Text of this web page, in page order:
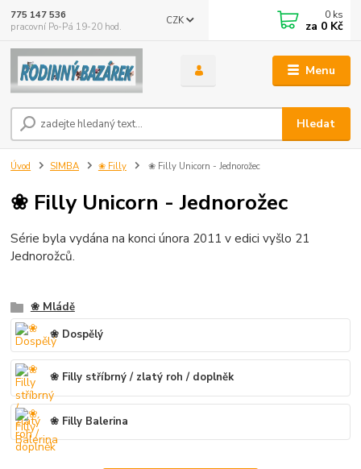
Menu
CZK
Hledat
775 147 536
pracovní Po-Pá 19-20 hod.
0 ks
za 0 Kč
Úvod SIMBA ❀ Filly ❀ Filly Unicorn - Jednorožec
❀ Filly Unicorn - Jednorožec
Série byla vydána na konci února 2011 v edici vyšlo 21
Jednorožců.
❀ Mládě
❀ Dospělý
❀ Filly stříbrný / zlatý roh / doplněk
❀ Filly Balerina